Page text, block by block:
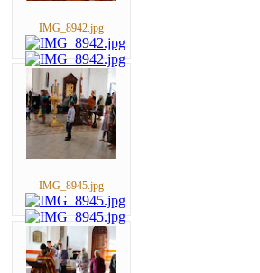
IMG_8942.jpg
IMG_8945.jpg